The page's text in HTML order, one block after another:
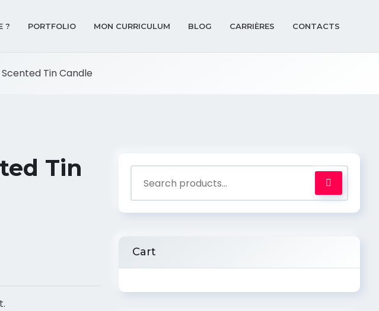
? PORTFOLIO MON CURRICULUM BLOG CARRIÈRES CONTACTS
Tin Candle
Tin
Cart